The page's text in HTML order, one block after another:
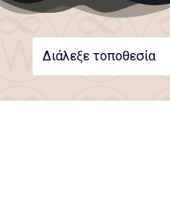
Διάλεξε τοποθεσία